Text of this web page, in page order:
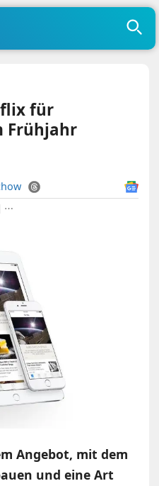
für
Frühjahr
⋯
Angebot, mit dem
und eine Art